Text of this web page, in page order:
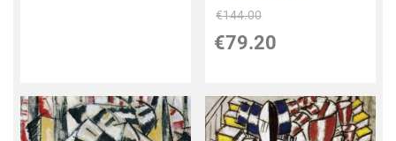
€144.00
€79.20